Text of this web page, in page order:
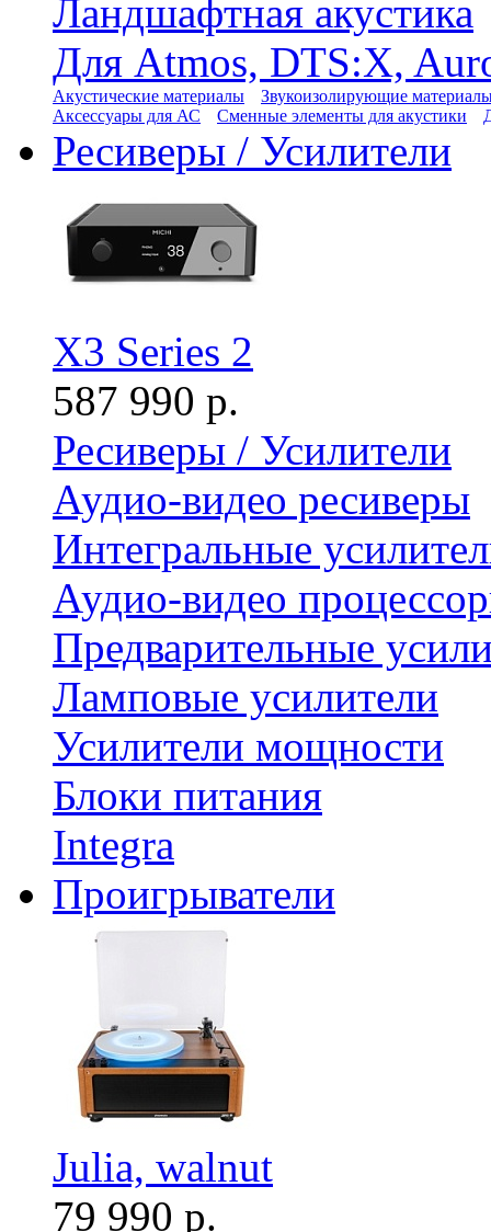
Ландшафтная акустика
Для Atmos, DTS:X,
Акустические материалы
Звукоизолирующие
Аксессуары для АС
Сменные элементы для акустики
Ресиверы / Усилители
X3 Series 2
587 990 р.
Ресиверы / Усилители
Аудио-видео ресиверы
Интегральные
Аудио-видео
Предварительные
Ламповые усилители
Усилители мощности
Блоки питания
Integra
Проигрыватели
Julia, walnut
79 990 р.